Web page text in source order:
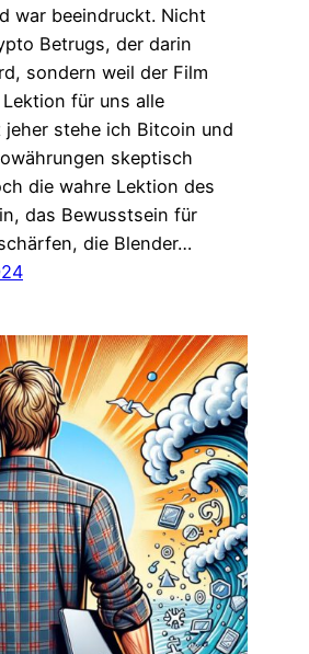
war beeindruckt. Nicht
Betrugs, der darin
sondern weil der Film
für uns alle
jeher stehe ich Bitcoin und
skeptisch
die wahre Lektion des
das Bewusstsein für
die Blender…